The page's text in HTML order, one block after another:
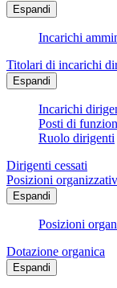
Espandi
Incarichi
Titolari di incarichi
Espandi
Incarichi
Posti di
Ruolo dirigenti
Dirigenti cessati
Posizioni
Espandi
Posizioni
Dotazione organica
Espandi